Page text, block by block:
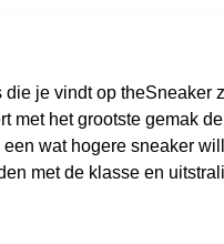
je vindt op theSneaker
met het grootste gemak
wat hogere sneaker
met de klasse en